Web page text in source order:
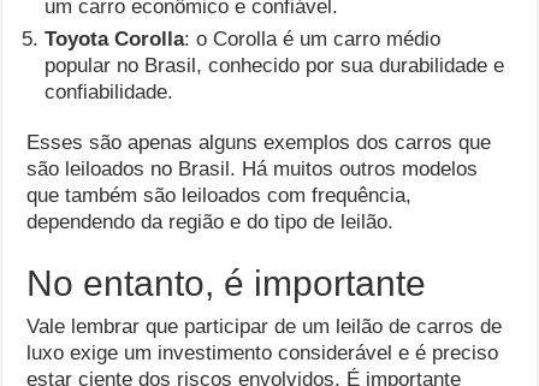
um carro econômico e confiável.
Toyota Corolla: o Corolla é um carro médio
popular no Brasil, conhecido por sua durabilidade e
confiabilidade.
Esses são apenas alguns exemplos dos carros que
são leiloados no Brasil. Há muitos outros modelos
que também são leiloados com frequência,
dependendo da região e do tipo de leilão.
No entanto, é importante
Vale lembrar que participar de um leilão de carros de
luxo exige um investimento considerável e é preciso
estar ciente dos riscos envolvidos. É importante